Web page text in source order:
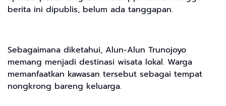
berita ini dipublis, belum ada tanggapan.
Sebagaimana diketahui, Alun-Alun Trunojoyo
memang menjadi destinasi wisata lokal. Warga
memanfaatkan kawasan tersebut sebagai tempat
nongkrong bareng keluarga.